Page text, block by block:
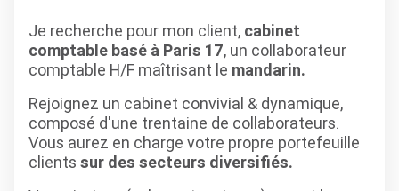
Je recherche pour mon client, cabinet
comptable basé à Paris 17, un collaborateur
comptable H/F maîtrisant le mandarin.
Rejoignez un cabinet convivial & dynamique,
composé d'une trentaine de collaborateurs.
Vous aurez en charge votre propre portefeuille
clients sur des secteurs diversifiés.